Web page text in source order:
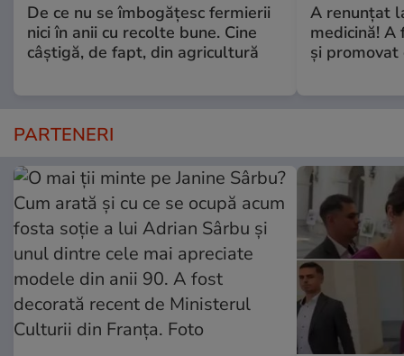
De ce nu se îmbogățesc fermierii
nici în anii cu recolte bune. Cine
câștigă, de fapt, din agricultură
A renunțat
medicină! A
și promovat
PARTENERI